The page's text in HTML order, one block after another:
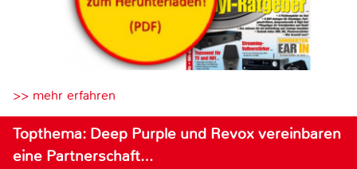
>> mehr erfahren
Topthema: Deep Purple und Revox vereinbaren
eine Partnerschaft…